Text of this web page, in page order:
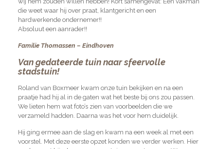
die weet waar hij over praat, klantgericht en een
hardwerkende ondernemer!!
Absoluut een aanrader!!
Familie Thomassen – Eindhoven
Van gedateerde tuin naar sfeervolle
stadstuin!
Roland van Boxmeer kwam onze tuin bekijken en na een
praatje had hij al in de gaten wat het beste bij ons zou passen.
We lieten hem wat foto’s zien van voorbeelden die we
verzameld hadden. Daarna was het voor hem duidelijk.
Hij ging ermee aan de slag en kwam na een week al met een
voorstel. Met deze eerste opzet konden we verder werken. Hier